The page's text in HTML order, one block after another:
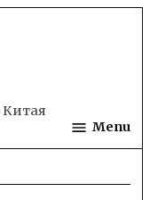
Китая
Menu